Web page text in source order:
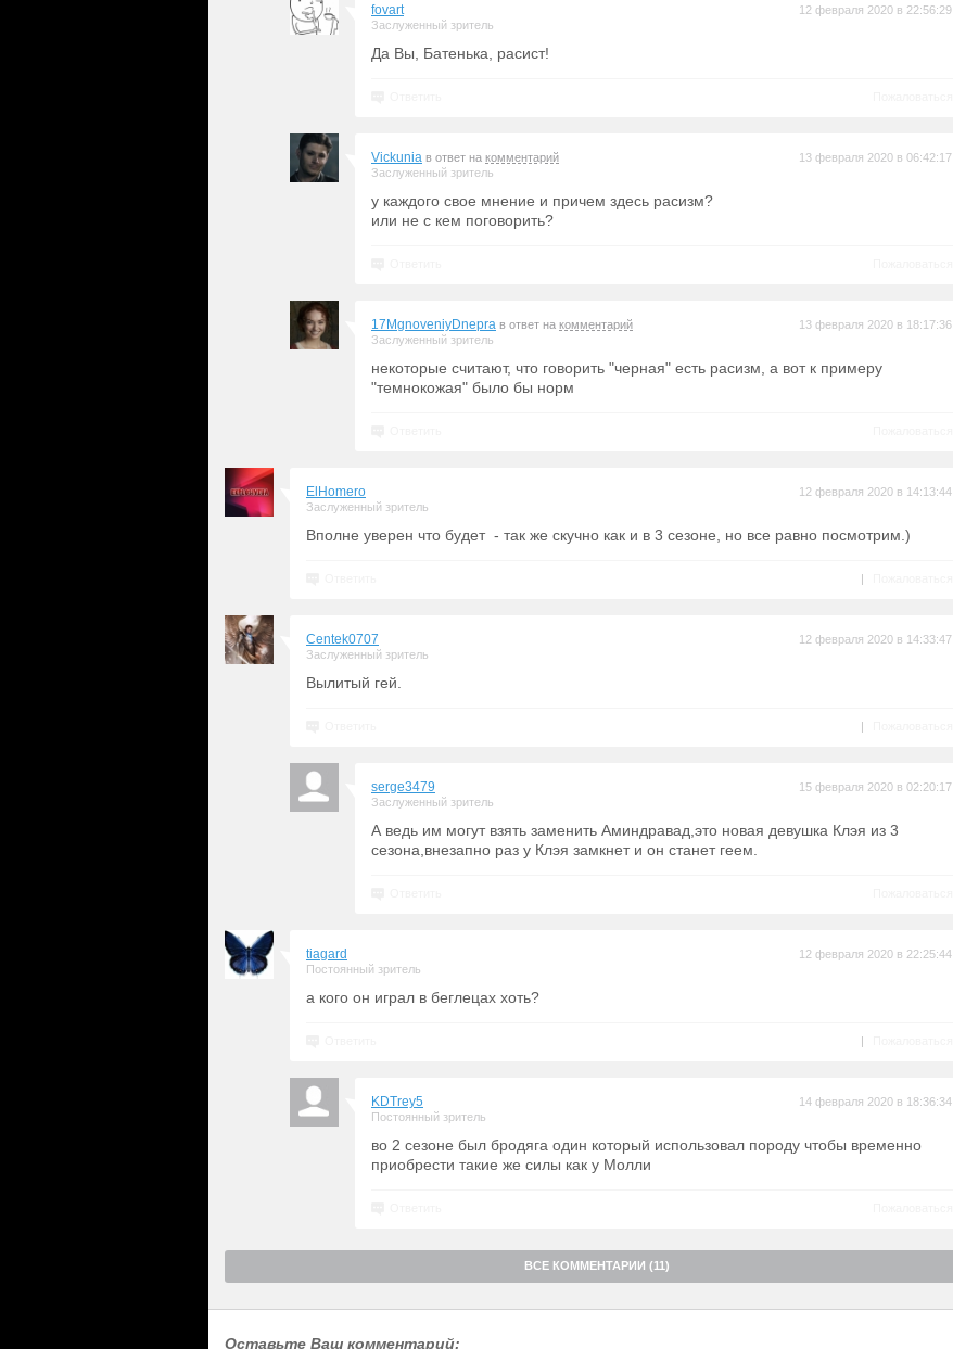
fovart
Заслуженный зритель
12 февраля 2020 в 22:56:29
Да Вы, Батенька, расист!
Vickunia в ответ на комментарий
Заслуженный зритель
13 февраля 2020 в 06:42:17
у каждого свое мнение и причем здесь расизм?
или не с кем поговорить?
17MgnoveniyDnepra в ответ на комментарий
Заслуженный зритель
13 февраля 2020 в 18:17:36
некоторые считают, что говорить "черная" есть расизм, а вот к примеру
"темнокожая" было бы норм
ElHomero
Заслуженный зритель
12 февраля 2020 в 14:13:44
Вполне уверен что будет - так же скучно как и в 3 сезоне, но все равно посмотрим.)
|
Centek0707
Заслуженный зритель
12 февраля 2020 в 14:33:47
Вылитый гей.
|
serge3479
Заслуженный зритель
15 февраля 2020 в 02:20:17
А ведь им могут взять заменить Аминдравад,это новая девушка Клэя из 3
сезона,внезапно раз у Клэя замкнет и он станет геем.
tiagard
Постоянный зритель
12 февраля 2020 в 22:25:44
а кого он играл в беглецах хоть?
|
KDTrey5
Постоянный зритель
14 февраля 2020 в 18:36:34
во 2 сезоне был бродяга один который использовал породу чтобы временно
приобрести такие же силы как у Молли
ВСЕ КОММЕНТАРИИ (11)
Оставьте Ваш комментарий: